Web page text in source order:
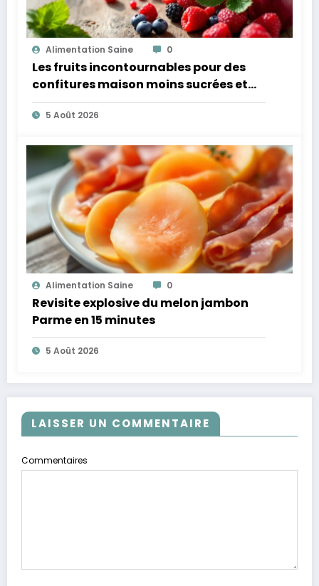
Alimentation Saine 0
Les fruits incontournables pour des
confitures maison moins sucrées et
plus légères
5 Août 2026
Alimentation Saine 0
Revisite explosive du melon jambon
Parme en 15 minutes
5 Août 2026
LAISSER UN COMMENTAIRE
Commentaires